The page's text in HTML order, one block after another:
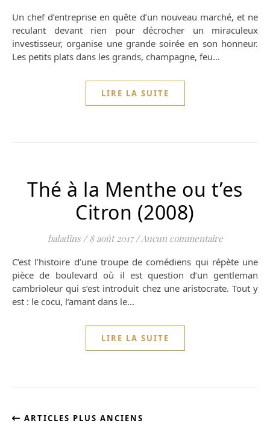
Un chef d’entreprise en quête d’un nouveau marché, et ne
reculant devant rien pour décrocher un miraculeux
investisseur, organise une grande soirée en son honneur.
Les petits plats dans les grands, champagne, feu…
LIRE LA SUITE
Thé à la Menthe ou t’es
Citron (2008)
baladins / 8 août 2017 / Aucun commentaire
C’est l’histoire d’une troupe de comédiens qui répète une
pièce de boulevard où il est question d’un gentleman
cambrioleur qui s’est introduit chez une aristocrate. Tout y
est : le cocu, l’amant dans le…
LIRE LA SUITE
ARTICLES PLUS ANCIENS